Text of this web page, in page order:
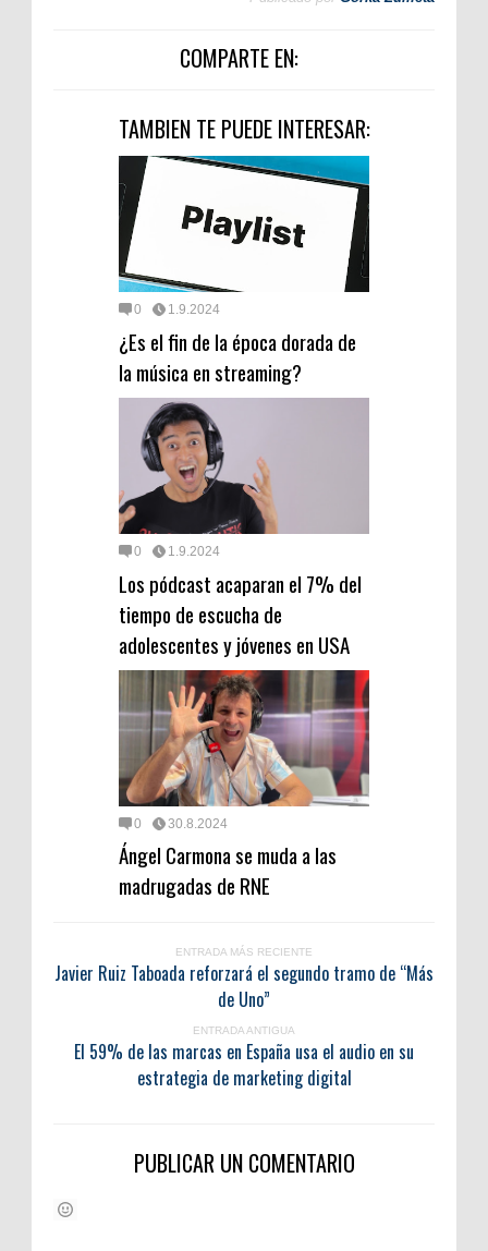
COMPARTE EN:
TAMBIEN TE PUEDE INTERESAR:
0 1.9.2024
¿Es el fin de la época dorada de
la música en streaming?
0 1.9.2024
Los pódcast acaparan el 7% del
tiempo de escucha de
adolescentes y jóvenes en USA
0 30.8.2024
Ángel Carmona se muda a las
madrugadas de RNE
ENTRADA MÁS RECIENTE
Javier Ruiz Taboada reforzará el segundo tramo de “Más
de Uno”
ENTRADA ANTIGUA
El 59% de las marcas en España usa el audio en su
estrategia de marketing digital
PUBLICAR UN COMENTARIO